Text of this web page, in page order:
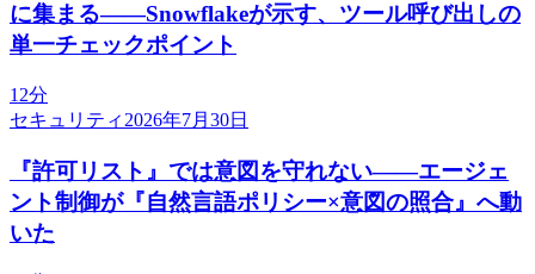
に集まる——Snowflakeが示す、ツール呼び出しの
単一チェックポイント
12分
セキュリティ 2026年7月30日
『許可リスト』では意図を守れない——エージェ
ント制御が『自然言語ポリシー×意図の照合』へ動
いた